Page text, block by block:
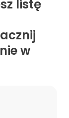
listę
w